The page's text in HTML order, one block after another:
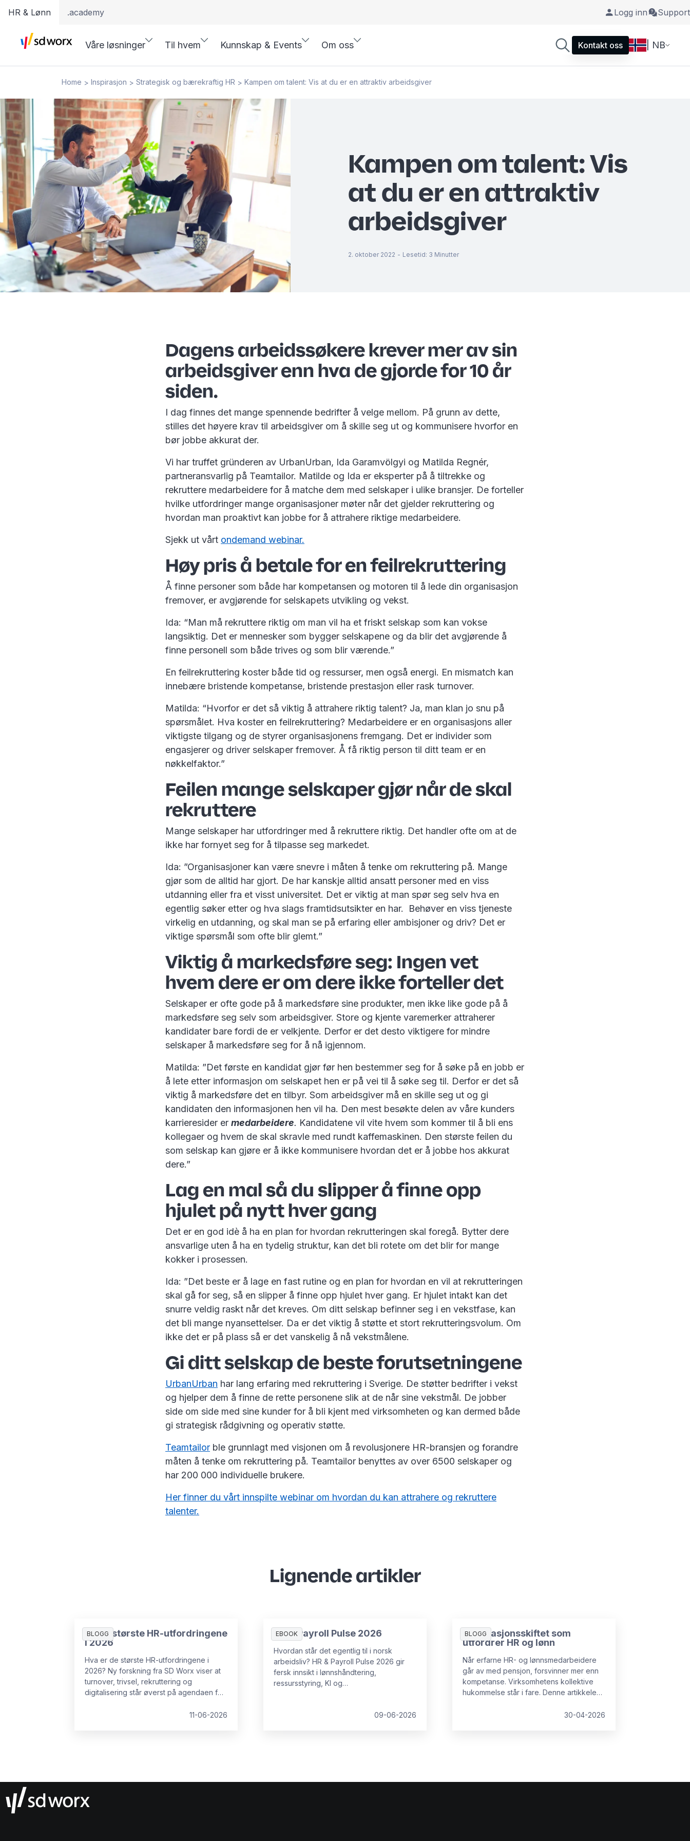
HR & Lønn .academy Logg inn Support
Våre løsninger Til hvem Kunnskap & Events Om oss Kontakt oss | NB
Home > Inspirasjon > Strategisk og bærekraftig HR > Kampen om talent: Vis at du er en attraktiv arbeidsgiver
Kampen om talent: Vis
at du er en attraktiv
arbeidsgiver
2. oktober 2022 - Lesetid: 3 Minutter
Dagens arbeidssøkere krever mer av sin
arbeidsgiver enn hva de gjorde for 10 år
siden.
I dag finnes det mange spennende bedrifter å velge mellom. På grunn av dette,
stilles det høyere krav til arbeidsgiver om å skille seg ut og kommunisere hvorfor en
bør jobbe akkurat der.
Vi har truffet gründeren av UrbanUrban, Ida Garamvölgyi og Matilda Regnér,
partneransvarlig på Teamtailor. Matilde og Ida er eksperter på å tiltrekke og
rekruttere medarbeidere for å matche dem med selskaper i ulike bransjer. De forteller
hvilke utfordringer mange organisasjoner møter når det gjelder rekruttering og
hvordan man proaktivt kan jobbe for å attrahere riktige medarbeidere.
Sjekk ut vårt ondemand webinar.
Høy pris å betale for en feilrekruttering
Å finne personer som både har kompetansen og motoren til å lede din organisasjon
fremover, er avgjørende for selskapets utvikling og vekst.
Ida: “Man må rekruttere riktig om man vil ha et friskt selskap som kan vokse
langsiktig. Det er mennesker som bygger selskapene og da blir det avgjørende å
finne personell som både trives og som blir værende.”
En feilrekruttering koster både tid og ressurser, men også energi. En mismatch kan
innebære bristende kompetanse, bristende prestasjon eller rask turnover.
Matilda: “Hvorfor er det så viktig å attrahere riktig talent? Ja, man klan jo snu på
spørsmålet. Hva koster en feilrekruttering? Medarbeidere er en organisasjons aller
viktigste tilgang og de styrer organisasjonens fremgang. Det er individer som
engasjerer og driver selskaper fremover. Å få riktig person til ditt team er en
nøkkelfaktor.”
Feilen mange selskaper gjør når de skal
rekruttere
Mange selskaper har utfordringer med å rekruttere riktig. Det handler ofte om at de
ikke har fornyet seg for å tilpasse seg markedet.
Ida: ”Organisasjoner kan være snevre i måten å tenke om rekruttering på. Mange
gjør som de alltid har gjort. De har kanskje alltid ansatt personer med en viss
utdanning eller fra et visst universitet. Det er viktig at man spør seg selv hva en
egentlig søker etter og hva slags framtidsutsikter en har. Behøver en viss tjeneste
virkelig en utdanning, og skal man se på erfaring eller ambisjoner og driv? Det er
viktige spørsmål som ofte blir glemt.”
Viktig å markedsføre seg: Ingen vet
hvem dere er om dere ikke forteller det
Selskaper er ofte gode på å markedsføre sine produkter, men ikke like gode på å
markedsføre seg selv som arbeidsgiver. Store og kjente varemerker attraherer
kandidater bare fordi de er velkjente. Derfor er det desto viktigere for mindre
selskaper å markedsføre seg for å nå igjennom.
Matilda: ”Det første en kandidat gjør før hen bestemmer seg for å søke på en jobb er
å lete etter informasjon om selskapet hen er på vei til å søke seg til. Derfor er det så
viktig å markedsføre det en tilbyr. Som arbeidsgiver må en skille seg ut og gi
kandidaten den informasjonen hen vil ha. Den mest besøkte delen av våre kunders
karrieresider er medarbeidere. Kandidatene vil vite hvem som kommer til å bli ens
kollegaer og hvem de skal skravle med rundt kaffemaskinen. Den største feilen du
som selskap kan gjøre er å ikke kommunisere hvordan det er å jobbe hos akkurat
dere.”
Lag en mal så du slipper å finne opp
hjulet på nytt hver gang
Det er en god idè å ha en plan for hvordan rekrutteringen skal foregå. Bytter dere
ansvarlige uten å ha en tydelig struktur, kan det bli rotete om det blir for mange
kokker i prosessen.
Ida: ”Det beste er å lage en fast rutine og en plan for hvordan en vil at rekrutteringen
skal gå for seg, så en slipper å finne opp hjulet hver gang. Er hjulet intakt kan det
snurre veldig raskt når det kreves. Om ditt selskap befinner seg i en vekstfase, kan
det bli mange nyansettelser. Da er det viktig å støtte et stort rekrutteringsvolum. Om
ikke det er på plass så er det vanskelig å nå vekstmålene.
Gi ditt selskap de beste forutsetningene
UrbanUrban har lang erfaring med rekruttering i Sverige. De støtter bedrifter i vekst
og hjelper dem å finne de rette personene slik at de når sine vekstmål. De jobber
side om side med sine kunder for å bli kjent med virksomheten og kan dermed både
gi strategisk rådgivning og operativ støtte.
Teamtailor ble grunnlagt med visjonen om å revolusjonere HR-bransjen og forandre
måten å tenke om rekruttering på. Teamtailor benyttes av over 6500 selskaper og
har 200 000 individuelle brukere.
Her finner du vårt innspilte webinar om hvordan du kan attrahere og rekruttere
talenter.
Lignende artikler
BLOGG
De 10 største HR-utfordringene
i 2026
Hva er de største HR-utfordringene i
2026? Ny forskning fra SD Worx viser at
turnover, trivsel, rekruttering og
digitalisering står øverst på agendaen for
11-06-2026
EBOOK
HR & Payroll Pulse 2026
Hvordan står det egentlig til i norsk
arbeidsliv? HR & Payroll Pulse 2026 gir
fersk innsikt i lønnshåndtering,
ressursstyring, KI og
09-06-2026
BLOGG
Generasjonsskiftet som
utfordrer HR og lønn
Når erfarne HR- og lønnsmedarbeidere
går av med pensjon, forsvinner mer enn
kompetanse. Virksomhetens kollektive
hukommelse står i fare. Denne artikkelen
risiko, hvilke konsekvenser det får, og
30-04-2026